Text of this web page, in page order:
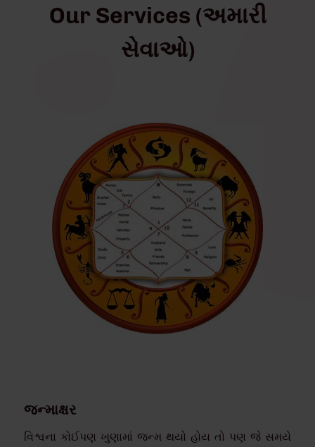
Our Services (અમારી
સેવાઓ)
જન્માક્ષર
વિશ્વના કોઈપણ ખુણામાં જન્મ થયો હોય તો પણ જે સમયે